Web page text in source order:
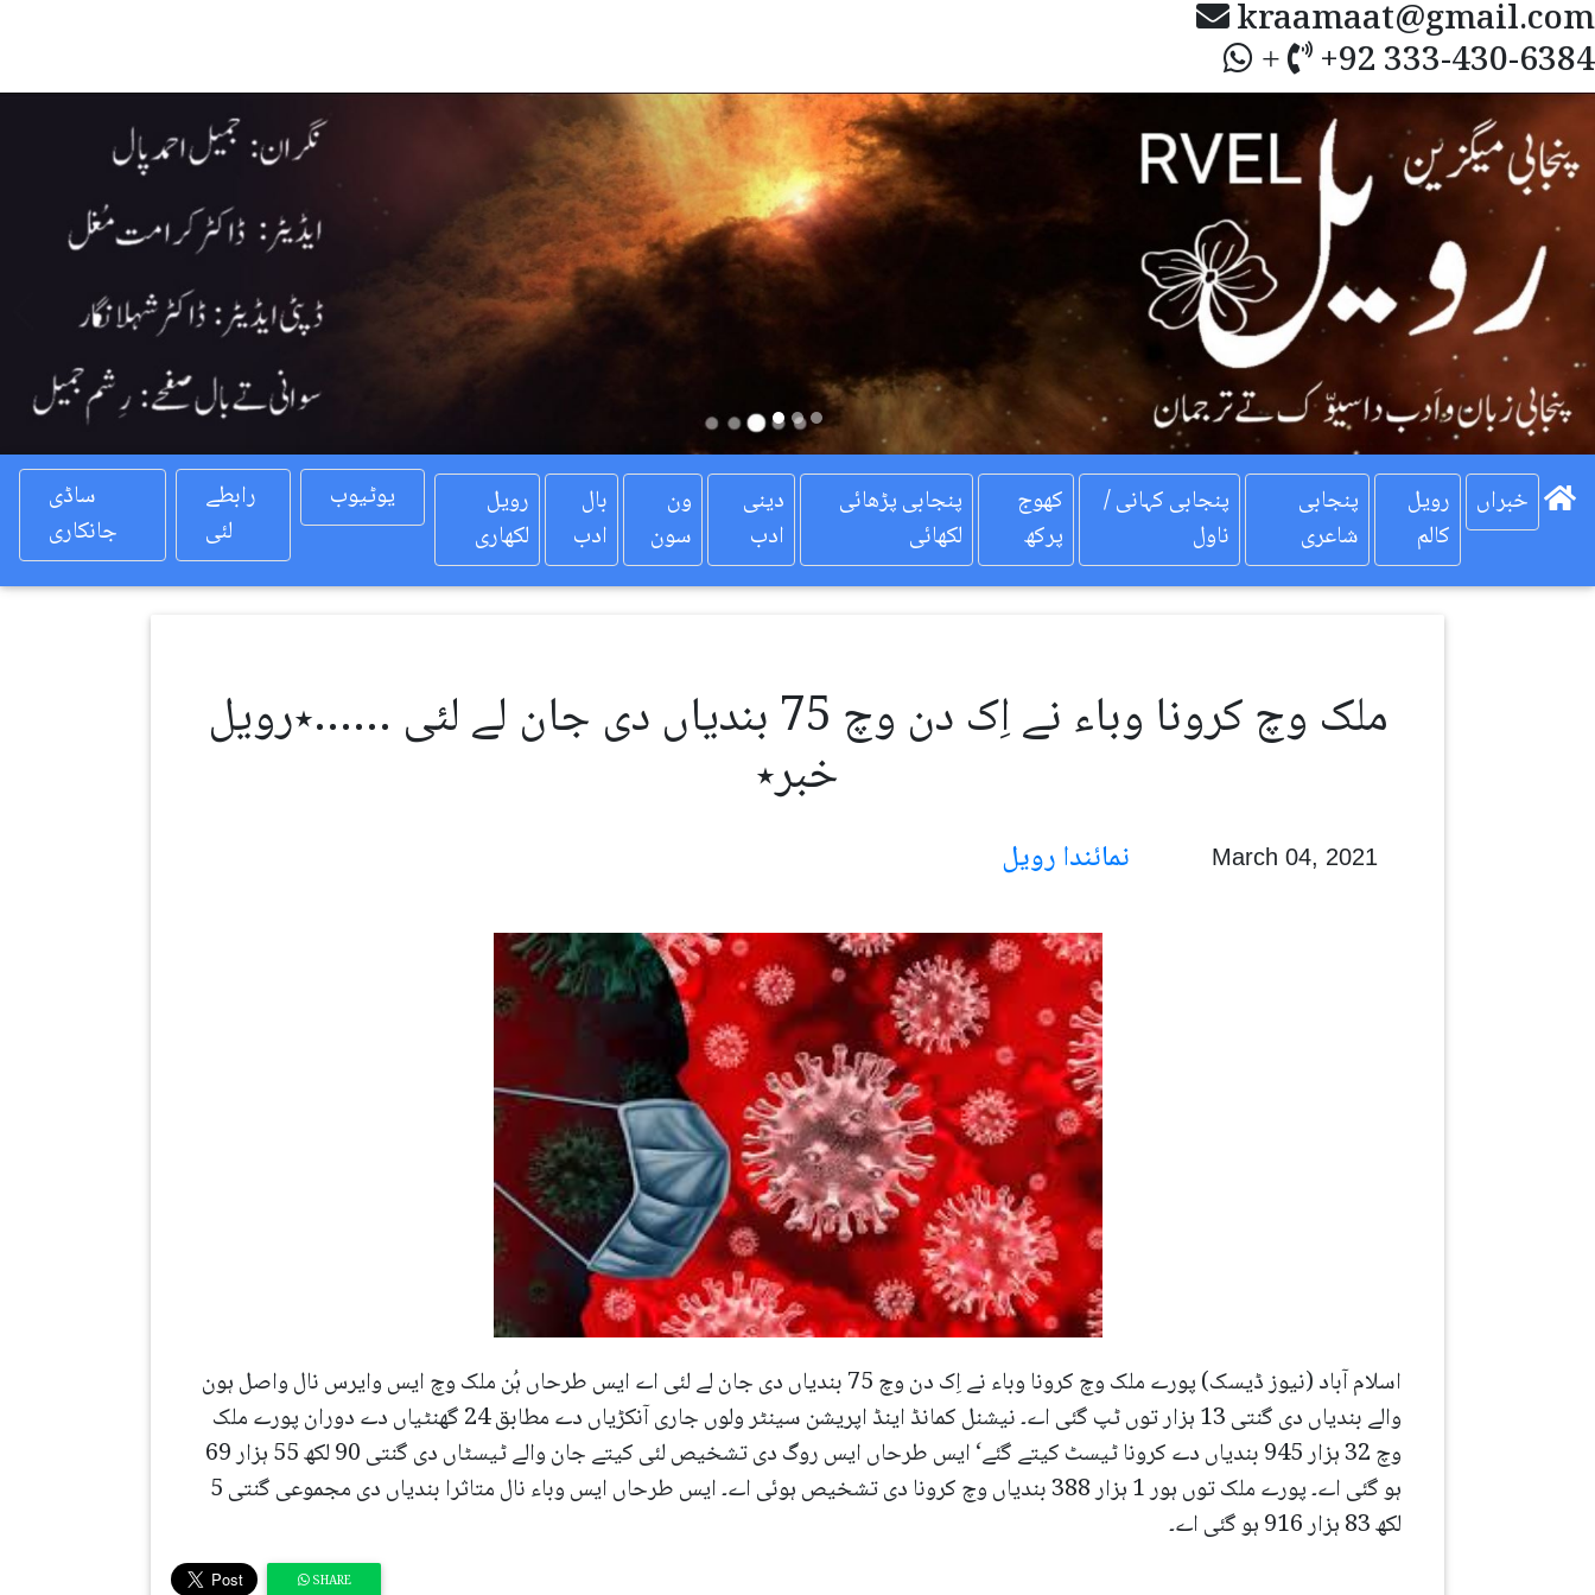
kraamaat@gmail.com
+ +92 333-430-6384
Previous
ساڈی
جانکاری
رابطے
لئی
یوٹیوب
رویل
لکھاری
بال
ادب
ون
سون
دینی
ادب
پنجابی پڑھائی
لکھائی
کھوج
پرکھ
پنجابی کہانی /
ناول
پنجابی
شاعری
رویل
کالم
خبراں
ملک وچ کرونا وباء نے اِک دن وچ 75 بندیاں دی جان لے لئی ……٭رویل
خبر٭
March 04, 2021
اسلام آباد (نیوز ڈیسک) پورے ملک وچ کرونا وباء نے اِک دن وچ 75 بندیاں دی جان لے لئی اے ایس طرحاں ہُن ملک وچ ایس وایرس نال واصل ہون
والے بندیاں دی گنتی 13 ہزار توں ٹپ گئی اے۔ نیشنل کمانڈ اینڈ اپریشن سینٹر ولوں جاری آنکڑیاں دے مطابق 24 گھنٹیاں دے دوران پورے ملک
وچ 32 ہزار 945 بندیاں دے کرونا ٹیسٹ کیتے گئے‘ ایس طرحاں ایس روگ دی تشخیص لئی کیتے جان والے ٹیسٹاں دی گنتی 90 لکھ 55 ہزار 69
ہو گئی اے۔ پورے ملک توں ہور 1 ہزار 388 بندیاں وچ کرونا دی تشخیص ہوئی اے۔ ایس طرحاں ایس وباء نال متاثرا بندیاں دی مجموعی گنتی 5
لکھ 83 ہزار 916 ہو گئی اے۔
SHARE